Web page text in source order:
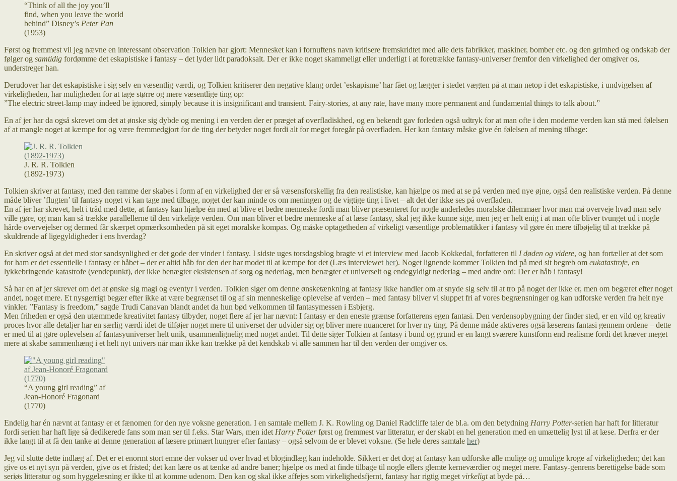
“Think of all the joy you’ll
find, when you leave the world
behind” Disney’s Peter Pan
(1953)
Først og fremmest vil jeg nævne en interessant observation Tolkien har gjort: Mennesket kan i fornuftens navn kritisere fremskridtet med alle dets fabrikker, maskiner, bomber etc. og den grimhed og ondskab der
følger og samtidig fordømme det eskapistiske i fantasy – det lyder lidt paradoksalt. Der er ikke noget skammeligt eller underligt i at foretrække fantasy-universer fremfor den virkelighed der omgiver os,
understreger han.
Derudover har det eskapistiske i sig selv en væsentlig værdi, og Tolkien kritiserer den negative klang ordet ’eskapisme’ har fået og lægger i stedet vægten på at man netop i det eskapistiske, i undvigelsen af
virkeligheden, har muligheden for at tage større og mere væsentlige ting op:
”The electric street-lamp may indeed be ignored, simply because it is insignificant and transient. Fairy-stories, at any rate, have many more permanent and fundamental things to talk about.”
En af jer har da også skrevet om det at ønske sig dybde og mening i en verden der er præget af overfladiskhed, og en bekendt gav forleden også udtryk for at man ofte i den moderne verden kan stå med følelsen
af at mangle noget at kæmpe for og være fremmedgjort for de ting der betyder noget fordi alt for meget foregår på overfladen. Her kan fantasy måske give én følelsen af mening tilbage:
J. R. R. Tolkien
(1892-1973)
Tolkien skriver at fantasy, med den ramme der skabes i form af en virkelighed der er så væsensforskellig fra den realistiske, kan hjælpe os med at se på verden med nye øjne, også den realistiske verden. På denne
måde bliver ’flugten’ til fantasy noget vi kan tage med tilbage, noget der kan minde os om meningen og de vigtige ting i livet – alt det der ikke ses på overfladen.
En af jer har skrevet, helt i tråd med dette, at fantasy kan hjælpe én med at blive et bedre menneske fordi man bliver præsenteret for nogle anderledes moralske dilemmaer hvor man må overveje hvad man selv
ville gøre, og man kan så trække parallellerne til den virkelige verden. Om man bliver et bedre menneske af at læse fantasy, skal jeg ikke kunne sige, men jeg er helt enig i at man ofte bliver tvunget ud i nogle
hårde overvejelser og dermed får skærpet opmærksomheden på sit eget moralske kompas. Og måske optagetheden af virkeligt væsentlige problematikker i fantasy vil gøre én mere tilbøjelig til at trække på
skuldrende af ligegyldigheder i ens hverdag?
En skriver også at det med stor sandsynlighed er det gode der vinder i fantasy. I sidste uges torsdagsblog bragte vi et interview med Jacob Kokkedal, forfatteren til I døden og videre, og han fortæller at det som
for ham er det essentielle i fantasy er håbet – der er altid håb for den der har modet til at kæmpe for det (Læs interviewet her). Noget lignende kommer Tolkien ind på med sit begreb om eukatastrofe, en
lykkebringende katastrofe (vendepunkt), der ikke benægter eksistensen af sorg og nederlag, men benægter et universelt og endegyldigt nederlag – med andre ord: Der er håb i fantasy!
Så har en af jer skrevet om det at ønske sig magi og eventyr i verden. Tolkien siger om denne ønsketænkning at fantasy ikke handler om at snyde sig selv til at tro på noget der ikke er, men om begæret efter noget
andet, noget mere. Et nysgerrigt begær efter ikke at være begrænset til og af sin menneskelige oplevelse af verden – med fantasy bliver vi sluppet fri af vores begrænsninger og kan udforske verden fra helt nye
vinkler. ”Fantasy is freedom,” sagde Trudi Canavan blandt andet da hun bød velkommen til fantasymessen i Esbjerg.
Men friheden er også den utæmmede kreativitet fantasy tilbyder, noget flere af jer har nævnt: I fantasy er den eneste grænse forfatterens egen fantasi. Den verdensopbygning der finder sted, er en vild og kreativ
proces hvor alle detaljer har en særlig værdi idet de tilføjer noget mere til universet der udvider sig og bliver mere nuanceret for hver ny ting. På denne måde aktiveres også læserens fantasi gennem ordene – dette
er med til at gøre oplevelsen af fantasyuniverser helt unik, usammenlignelig med noget andet. Til dette siger Tolkien at fantasy i bund og grund er en langt sværere kunstform end realisme fordi det kræver meget
mere at skabe sammenhæng i et helt nyt univers når man ikke kan trække på det kendskab vi alle sammen har til den verden der omgiver os.
“A young girl reading” af
Jean-Honoré Fragonard
(1770)
Endelig har én nævnt at fantasy er et fænomen for den nye voksne generation. I en samtale mellem J. K. Rowling og Daniel Radcliffe taler de bl.a. om den betydning Harry Potter-serien har haft for litteratur
fordi serien har haft lige så dedikerede fans som man ser til f.eks. Star Wars, men idet Harry Potterførst og fremmest var litteratur, er der skabt en hel generation med en umættelig lyst til at læse. Derfra er der
ikke langt til at få den tanke at denne generation af læsere primært hungrer efter fantasy – også selvom de er blevet voksne. (Se hele deres samtale her)
Jeg vil slutte dette indlæg af. Det er et enormt stort emne der vokser ud over hvad et blogindlæg kan indeholde. Sikkert er det dog at fantasy kan udforske alle mulige og umulige kroge af virkeligheden; det kan
give os et nyt syn på verden, give os et fristed; det kan lære os at tænke ad andre baner; hjælpe os med at finde tilbage til nogle ellers glemte kerneværdier og meget mere. Fantasy-genrens berettigelse både som
seriøs litteratur og som hyggelæsning er ikke til at komme udenom. Den kan og skal ikke affejes som virkelighedsfjernt, fantasy har rigtig meget virkeligtat byde på…